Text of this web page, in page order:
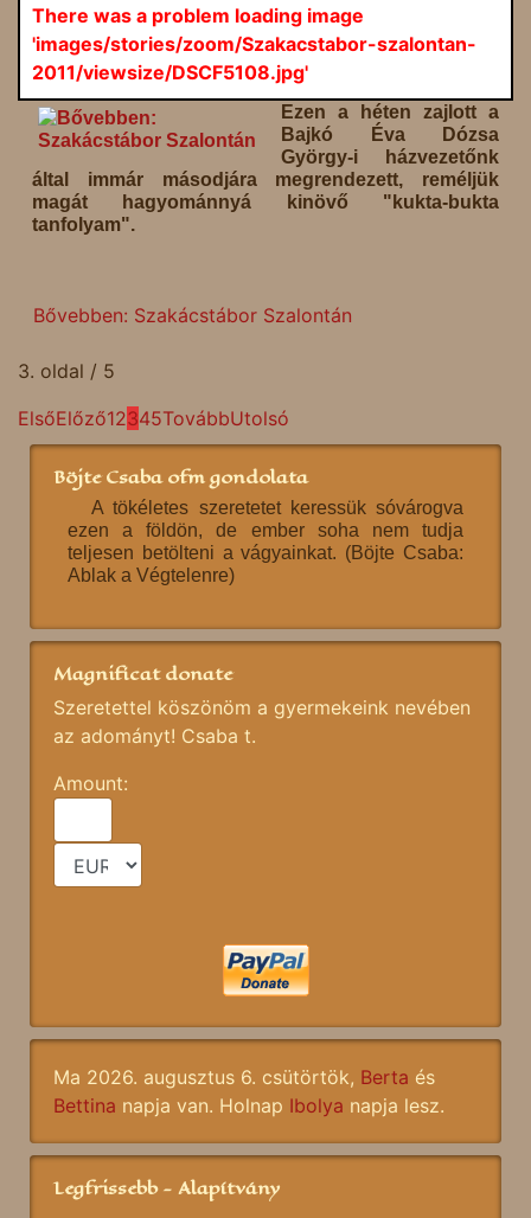
There was a problem loading image
'images/stories/zoom/Szakacstabor-szalontan-
2011/viewsize/DSCF5108.jpg'
Ezen a héten zajlott a
Bajkó Éva Dózsa
György-i házvezetőnk
által immár másodjára megrendezett, reméljük
magát hagyománnyá kinövő "kukta-bukta
tanfolyam".
Bővebben: Szakácstábor Szalontán
3. oldal / 5
ElsőElőző12345TovábbUtolsó
Böjte Csaba ofm gondolata
A tökéletes szeretetet keressük sóvárogva
ezen a földön, de ember soha nem tudja
teljesen betölteni a vágyainkat. (Böjte Csaba:
Ablak a Végtelenre)
Magnificat donate
Szeretettel köszönöm a gyermekeink nevében
az adományt! Csaba t.
Amount:
Ma 2026. augusztus 6. csütörtök, Berta és
Bettina napja van. Holnap Ibolya napja lesz.
Legfrissebb - Alapítvány